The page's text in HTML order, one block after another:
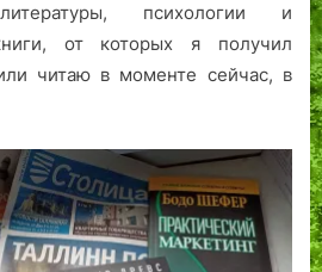
психологии и
от которых я получил
читаю в моменте сейчас, в